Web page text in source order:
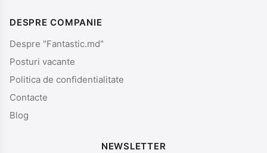
DESPRE COMPANIE
Despre "Fantastic.md"
Posturi vacante
Politica de confidentialitate
Contacte
Blog
NEWSLETTER